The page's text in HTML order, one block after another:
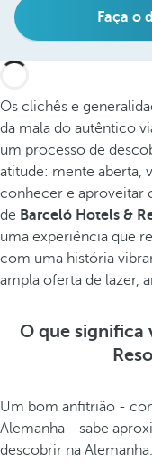
Faça o
Os clichês e
da mala do autêntico
um processo de
atitude: mente aberta,
conhecer e aproveitar
de Barceló Hotels &
uma experiência que
com uma história
ampla oferta de lazer,
O que significa
Um bom anfitrião -
Alemanha - sabe
descobrir na